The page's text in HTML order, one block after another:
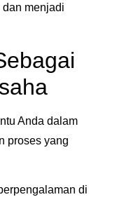
dan menjadi
Anda dalam
proses yang
di